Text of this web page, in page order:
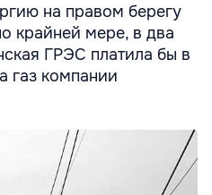
на правом берегу
крайней мере, в два
ГРЭС платила бы в
газ компании